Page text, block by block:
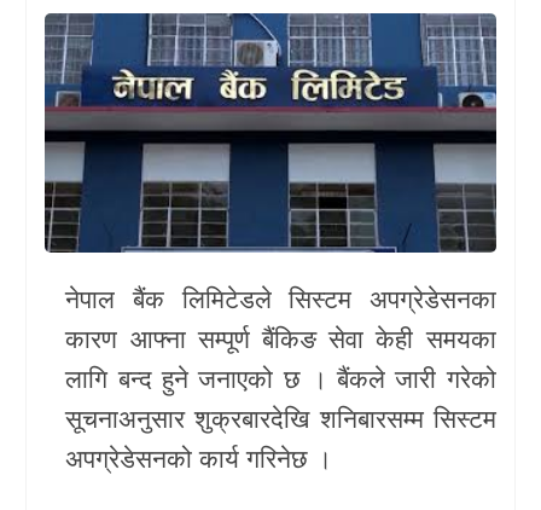
राजनीति
भिडियो
अन्य
समाचार
सूचना
प्रविधि
स्वास्थ्य
खेलकुद
नेपाल बैंक लिमिटेडले सिस्टम अपग्रेडेसनका
कारण आफ्ना सम्पूर्ण बैंकिङ सेवा केही समयका
लागि बन्द हुने जनाएको छ । बैंकले जारी गरेको
सूचनाअनुसार शुक्रबारदेखि शनिबारसम्म सिस्टम
अपग्रेडेसनको कार्य गरिनेछ ।